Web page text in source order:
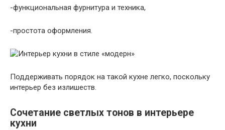
-функциональная фурнитура и техника,
-простота оформления.
Поддерживать порядок на такой кухне легко, поскольку
интерьер без излишеств.
Сочетание светлых тонов в интерьере
кухни